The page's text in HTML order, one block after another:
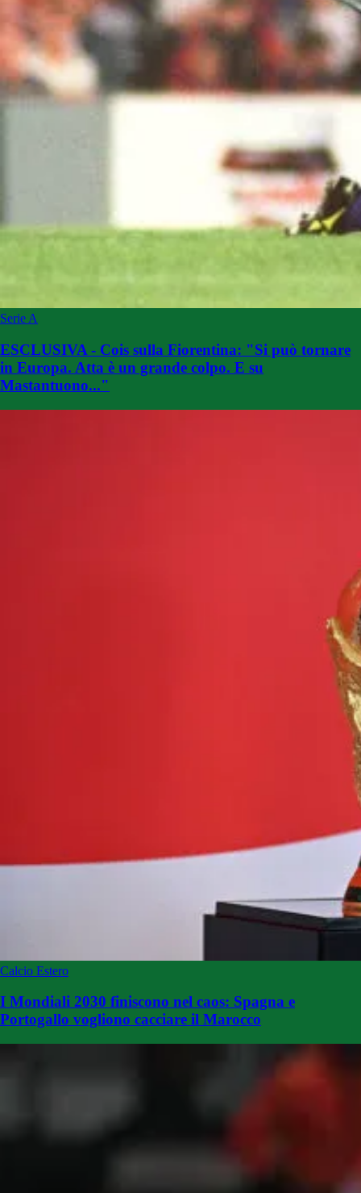
Serie A
ESCLUSIVA - Cois sulla Fiorentina: "Si può tornare
in Europa. Atta è un grande colpo. E su
Mastantuono..."
Calcio Estero
I Mondiali 2030 finiscono nel caos: Spagna e
Portogallo vogliono cacciare il Marocco